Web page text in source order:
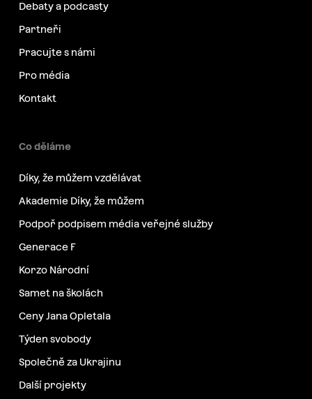
Debaty a podcasty
Partneři
Pracujte s námi
Pro média
Kontakt
Co děláme
Díky, že můžem vzdělávat
Akademie Díky, že můžem
Podpoř podpisem média veřejné služby
Generace F
Korzo Národní
Samet na školách
Ceny Jana Opletala
Týden svobody
Společně za Ukrajinu
Další projekty